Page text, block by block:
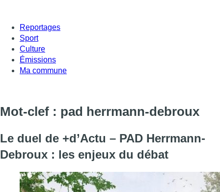
Reportages
Sport
Culture
Émissions
Ma commune
Mot-clef : pad herrmann-debroux
Le duel de +d’Actu – PAD Herrmann-
Debroux : les enjeux du débat